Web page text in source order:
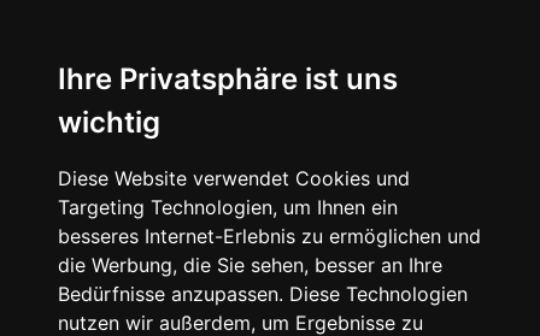
Ihre Privatsphäre ist uns
wichtig
Diese Website verwendet Cookies und
Targeting Technologien, um Ihnen ein
besseres Internet-Erlebnis zu ermöglichen und
die Werbung, die Sie sehen, besser an Ihre
Bedürfnisse anzupassen. Diese Technologien
nutzen wir außerdem, um Ergebnisse zu